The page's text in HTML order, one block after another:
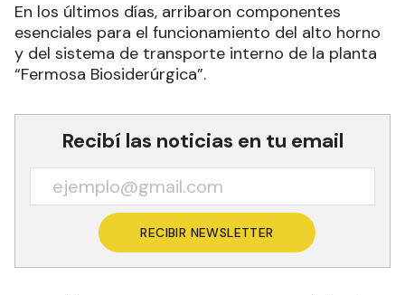
En los últimos días, arribaron componentes
esenciales para el funcionamiento del alto horno
y del sistema de transporte interno de la planta
“Fermosa Biosiderúrgica”.
Recibí las noticias en tu email
RECIBIR NEWSLETTER